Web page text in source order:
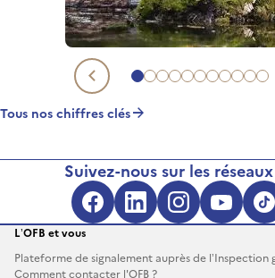
Aller au chiffre clé 1
Aller au chiffre clé 2
Aller au chiffre clé 3
Aller au chiffre
Aller au
Aller au
Aller au
Aller au
Aller
Chiffre clé
Tous nos chiffres clés
Suivez-nous sur les
Facebook
LinkedIn
L’OFB et vous
Plateforme de signalement auprès de l’Inspection
Comment contacter l'OFB ?